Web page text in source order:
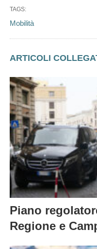
TAGS:
Mobilità
ARTICOLI
Piano
Regione e